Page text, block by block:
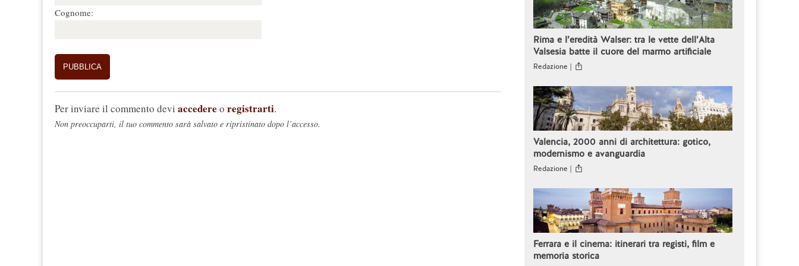
Cognome:
Per inviare il commento devi accedere o registrarti.
Non preoccuparti, il tuo commento sarà salvato e ripristinato dopo l’accesso.
Rima e l’eredità Walser: tra le vette dell’Alta
Valsesia batte il cuore del marmo artificiale
Redazione |
Valencia, 2000 anni di architettura: gotico,
modernismo e avanguardia
Redazione |
Ferrara e il cinema: itinerari tra registi, film e
memoria storica